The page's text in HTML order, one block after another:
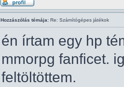
Hozzászólás témája: Re: Számítógépes játékok
én írtam egy hp
mmorpg fanficet.
feltöltöttem.